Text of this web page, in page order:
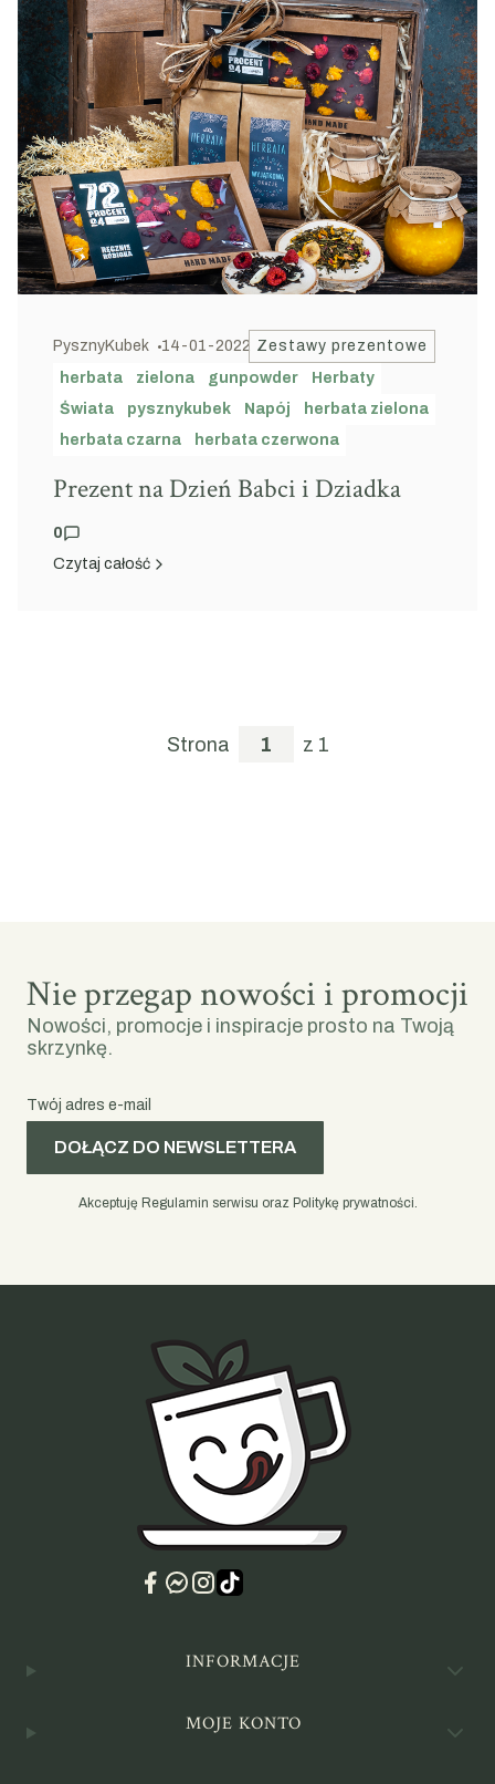
PysznyKubek 14-01-2022 Zestawy prezentowe
herbata
zielona gunpowder
Herbaty
Świata
pysznykubek Napój
herbata zielona
herbata czarna
herbata czerwona
Prezent na Dzień Babci i Dziadka
0
Czytaj całość
Strona z 1
Nie przegap nowości i promocji
Nowości, promocje i inspiracje prosto na Twoją
skrzynkę.
Twój adres e-mail
DOŁĄCZ DO NEWSLETTERA
Akceptuję Regulamin serwisu oraz Politykę prywatności.
Linki w stopceINFORMACJE
MOJE KONTO